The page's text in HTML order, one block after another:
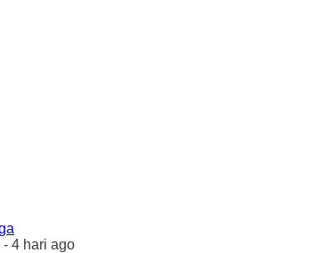
- 4 hari ago